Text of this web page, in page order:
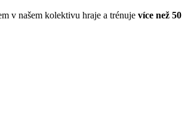
v našem kolektivu hraje a trénuje více než 50